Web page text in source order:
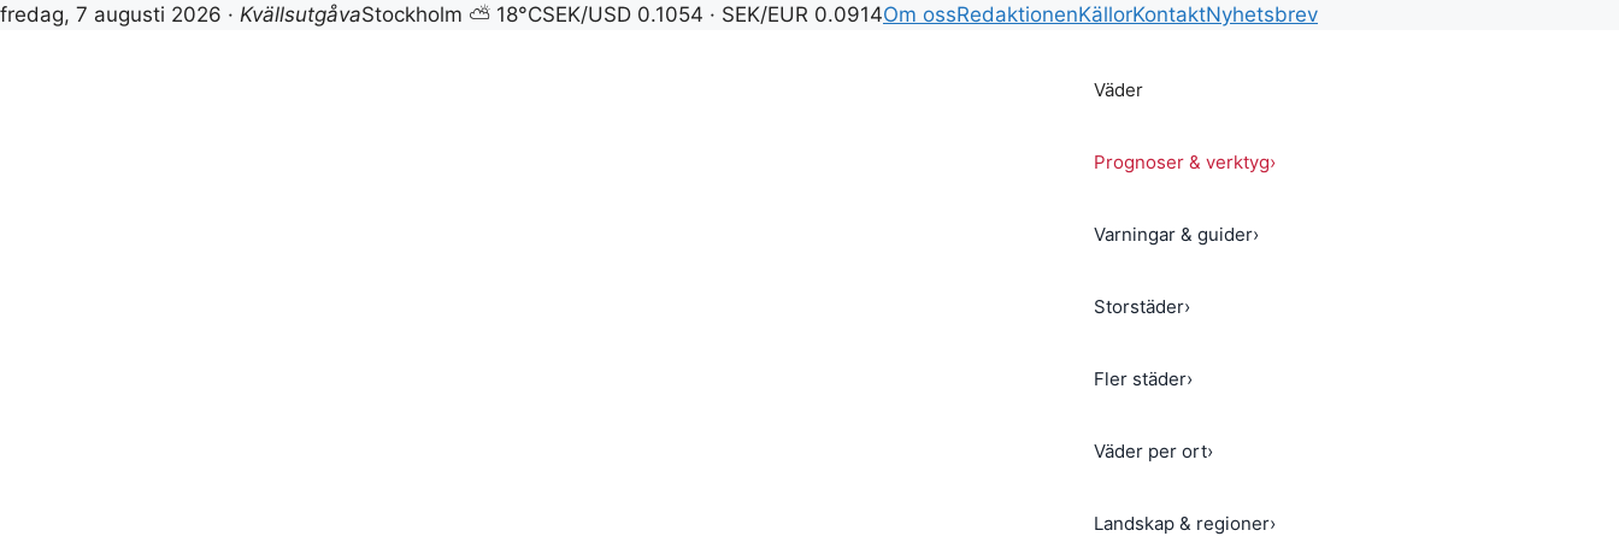
fredag, 7 augusti 2026 · KvällsutgåvaStockholm ⛅ 18°CSEK/USD 0.1054 · SEK/EUR 0.0914Om ossRedaktionenKällorKontaktNyhetsbrev
Väder
Prognoser & verktyg›
Varningar & guider›
Storstäder›
Fler städer›
Väder per ort›
Landskap & regioner›